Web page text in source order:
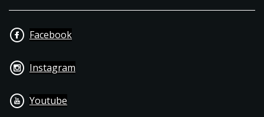
Facebook
Instagram
Youtube